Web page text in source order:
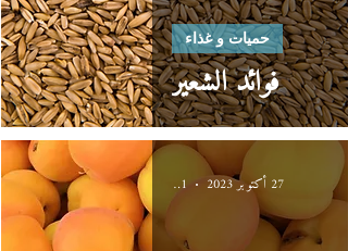
فوائد الشعير
حميات و غذاء
27 أكتوبر 2023 1 دقيقة قراءة